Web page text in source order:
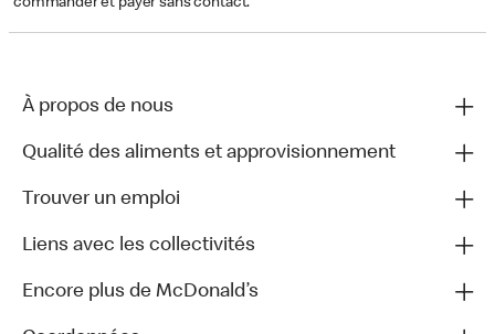
commander et payer sans contact.
À propos de nous
Qualité des aliments et approvisionnement
Trouver un emploi
Liens avec les collectivités
Encore plus de McDonald’s